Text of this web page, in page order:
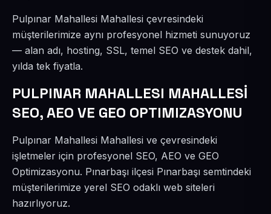
Pulpınar Mahallesi Mahallesi çevresindeki
müşterilerimize aynı profesyonel hizmeti sunuyoruz
— alan adı, hosting, SSL, temel SEO ve destek dahil,
yılda tek fiyatla.
PULPINAR MAHALLESI MAHALLESİ
SEO, AEO VE GEO OPTIMIZASYONU
Pulpınar Mahallesi Mahallesi ve çevresindeki
işletmeler için profesyonel SEO, AEO ve GEO
Optimizasyonu. Pınarbaşı ilçesi Pınarbaşı semtindeki
müşterilerimize yerel SEO odaklı web siteleri
hazırlıyoruz.